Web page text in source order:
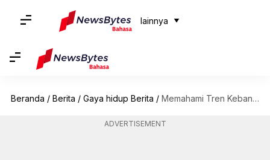
lainnya
Beranda / Berita / Gaya hidup Berita / Memahami Tren Kebangkitan Alas Kaki Yang Ramah Lingkungan
ADVERTISEMENT